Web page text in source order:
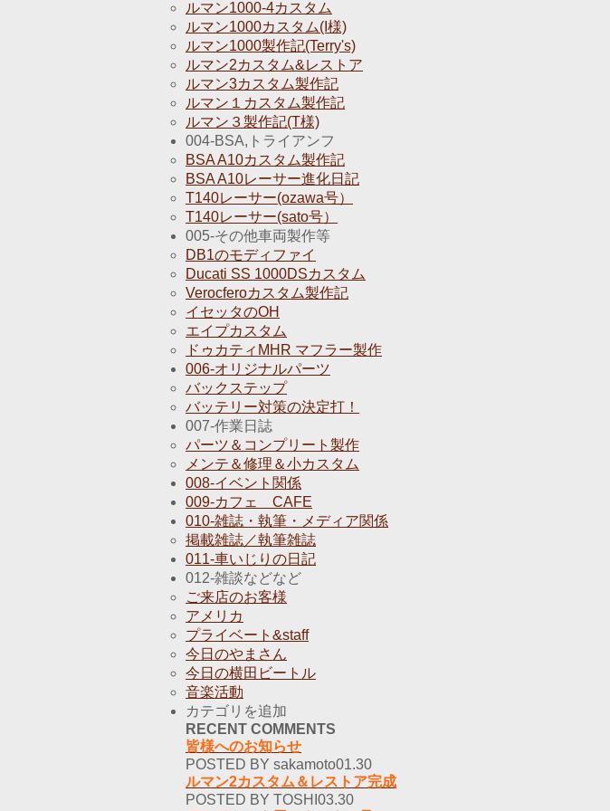
ルマン1000-4カスタム
ルマン1000カスタム(I様)
ルマン1000製作記(Terry's)
ルマン2カスタム&レストア
ルマン3カスタム製作記
ルマン１カスタム製作記
ルマン３製作記(T様)
004-BSA,トライアンフ
BSA A10カスタム製作記
BSA A10レーサー進化日記
T140レーサー(ozawa号）
T140レーサー(sato号）
005-その他車両製作等
DB1のモディファイ
Ducati SS 1000DSカスタム
Verocferoカスタム製作記
イセッタのOH
エイプカスタム
ドゥカティMHR マフラー製作
006-オリジナルパーツ
バックステップ
バッテリー対策の決定打！
007-作業日誌
パーツ＆コンプリート製作
メンテ＆修理＆小カスタム
008-イベント関係
009-カフェ CAFE
010-雑誌・執筆・メディア関係
掲載雑誌／執筆雑誌
011-車いじりの日記
012-雑談などなど
ご来店のお客様
アメリカ
プライベート&staff
今日のやまさん
今日の横田ビートル
音楽活動
カテゴリを追加
RECENT COMMENTS
皆様へのお知らせ
POSTED BY sakamoto01.30
ルマン2カスタム＆レストア完成
POSTED BY TOSHI03.30